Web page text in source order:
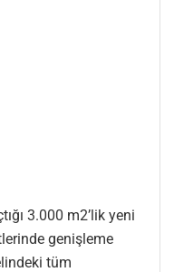
3.000 m2’lik yeni
genişleme
tüm